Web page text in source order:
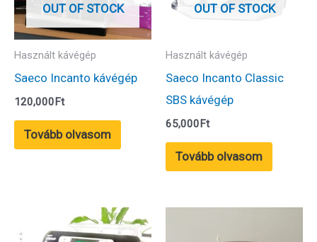
OUT OF STOCK
Használt kávégép
Saeco Incanto kávégép
120,000Ft
Tovább olvasom
OUT OF STOCK
Használt kávégép
Saeco Incanto Classic
SBS kávégép
65,000Ft
Tovább olvasom